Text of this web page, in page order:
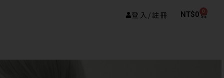
登入/註冊 NT$0 0